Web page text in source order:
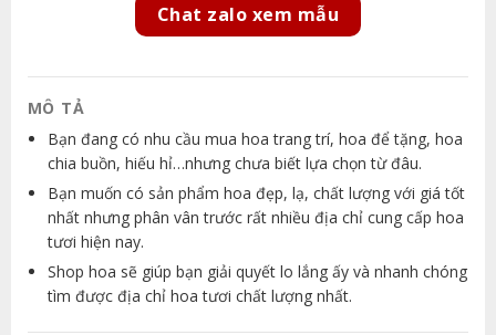
Chat zalo xem mẫu
MÔ TẢ
Bạn đang có nhu cầu mua hoa trang trí, hoa để tặng, hoa
chia buồn, hiếu hỉ…nhưng chưa biết lựa chọn từ đâu.
Bạn muốn có sản phẩm hoa đẹp, lạ, chất lượng với giá tốt
nhất nhưng phân vân trước rất nhiều địa chỉ cung cấp hoa
tươi hiện nay.
Shop hoa sẽ giúp bạn giải quyết lo lắng ấy và nhanh chóng
tìm được địa chỉ hoa tươi chất lượng nhất.